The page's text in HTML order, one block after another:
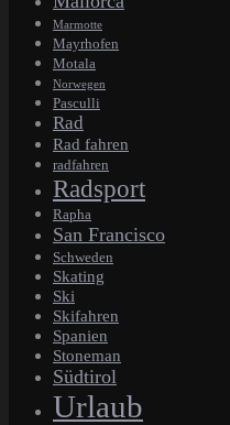
Marmotte
Mayrhofen
Motala
Norwegen
Pasculli
Rad
Rad fahren
radfahren
Radsport
Rapha
San Francisco
Schweden
Skating
Ski
Skifahren
Spanien
Stoneman
Südtirol
Urlaub